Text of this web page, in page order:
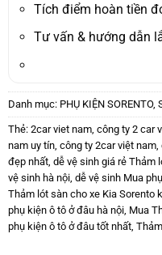
Tích điểm hoàn tiền
Tư vấn & hướng dẫn
Danh mục: PHỤ KIỆN SORENTO,
Thẻ: 2car viet nam, công ty 2 car
nam uy tín, công ty 2car việt nam,
đẹp nhất, dễ vệ sinh giá rẻ Thảm
vệ sinh hà nội, dễ vệ sinh Mua
Thảm lót sàn cho xe Kia Sorento
phụ kiện ô tô ở đâu hà nội, Mua
phụ kiện ô tô ở đâu tốt nhất,